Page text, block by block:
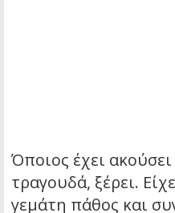
Όποιος έχει
τραγουδά, ξέρει.
γεμάτη πάθος και